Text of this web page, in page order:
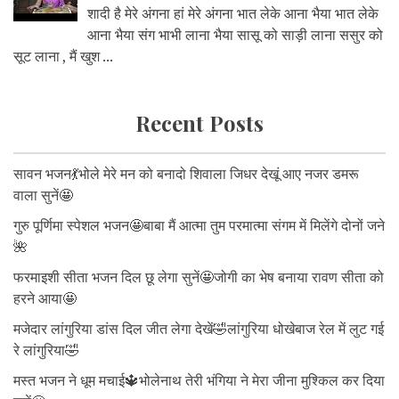
शादी है मेरे अंगना हां मेरे अंगना भात लेके आना भैया भात लेके
आना भैया संग भाभी लाना भैया सासू को साड़ी लाना ससुर को
सूट लाना , मैं खुश ...
Recent Posts
सावन भजन💃भोले मेरे मन को बनादो शिवाला जिधर देखूं आए नजर डमरू
वाला सुनें🤩
गुरु पूर्णिमा स्पेशल भजन🤩बाबा मैं आत्मा तुम परमात्मा संगम में मिलेंगे दोनों जने
🌺
फरमाइशी सीता भजन दिल छू लेगा सुनें🤩जोगी का भेष बनाया रावण सीता को
हरने आया🤩
मजेदार लांगुरिया डांस दिल जीत लेगा देखें🤣लांगुरिया धोखेबाज रेल में लुट गई
रे लांगुरिया🤣
मस्त भजन ने धूम मचाई🔱भोलेनाथ तेरी भंगिया ने मेरा जीना मुश्किल कर दिया